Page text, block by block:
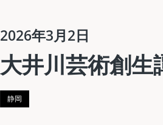
2026年3月2日
大井川芸術創生
静岡